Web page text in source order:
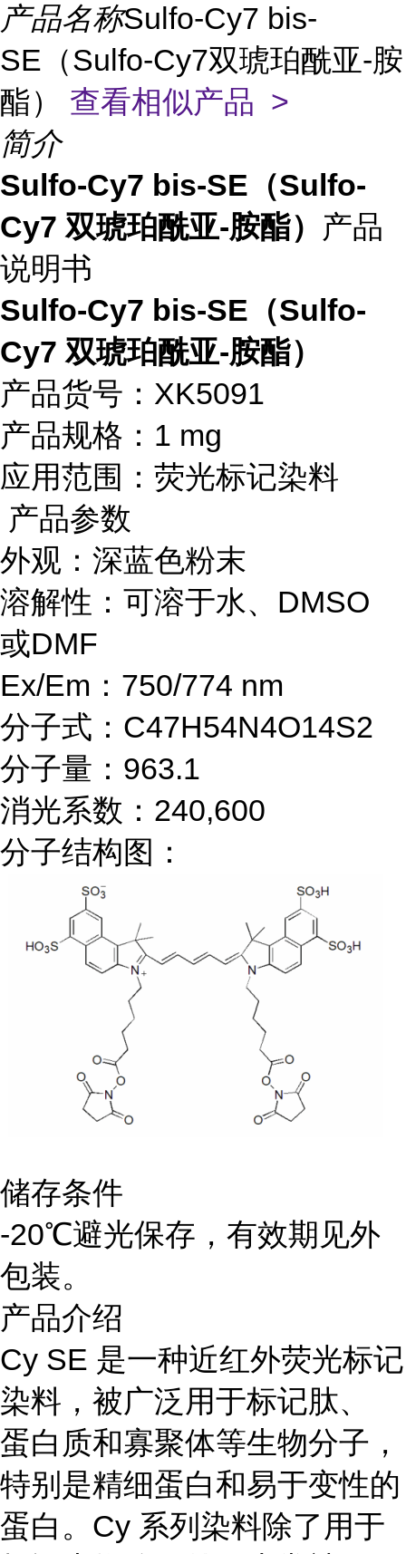
产品名称Sulfo-Cy7 bis-
SE（Sulfo-Cy7双琥珀酰亚-胺
酯） 查看相似产品 >
简介
Sulfo-Cy7 bis-SE（Sulfo-
Cy7 双琥珀酰亚-胺酯） 产品
说明书
Sulfo-Cy7 bis-SE（Sulfo-
Cy7 双琥珀酰亚-胺酯）
产品货号：XK5091
产品规格：1 mg
应用范围：荧光标记染料
产品参数
外观：深蓝色粉末
溶解性：可溶于水、DMSO
或DMF
Ex/Em：750/774 nm
分子式：C47H54N4O14S2
分子量：963.1
消光系数：240,600
分子结构图：
储存条件
-20℃避光保存，有效期见外
包装。
产品介绍
Cy SE 是一种近红外荧光标记
染料，被广泛用于标记肽、
蛋白质和寡聚体等生物分子，
特别是精细蛋白和易于变性的
蛋白。Cy 系列染料除了用于